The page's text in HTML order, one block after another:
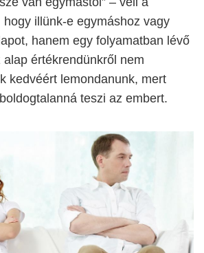
hogy illünk-e egymáshoz vagy
hanem egy folyamatban lévő
értékrendünkről nem
kedvéért lemondanunk, mert
teszi az embert.